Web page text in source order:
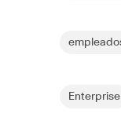
Enterprise